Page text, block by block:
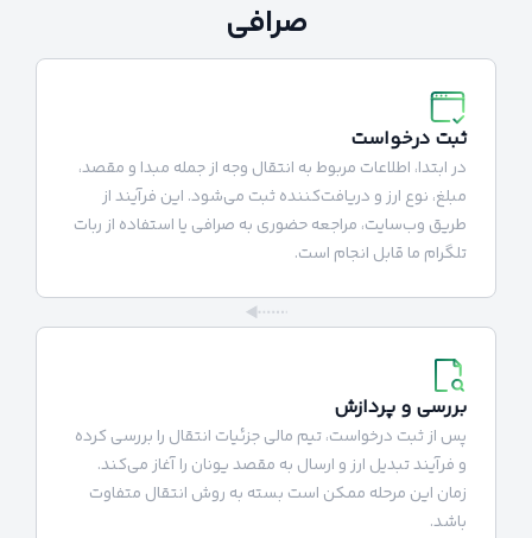
صرافی
ثبت درخواست
در ابتدا، اطلاعات مربوط به انتقال وجه از جمله مبدا و مقصد،
مبلغ، نوع ارز و دریافت‌کننده ثبت می‌شود. این فرآیند از
طریق وب‌سایت، مراجعه حضوری به صرافی یا استفاده از ربات
تلگرام ما قابل انجام است.
بررسی و پردازش
پس از ثبت درخواست، تیم مالی جزئیات انتقال را بررسی کرده
و فرآیند تبدیل ارز و ارسال به مقصد یونان را آغاز می‌کند.
زمان این مرحله ممکن است بسته به روش انتقال متفاوت
باشد.